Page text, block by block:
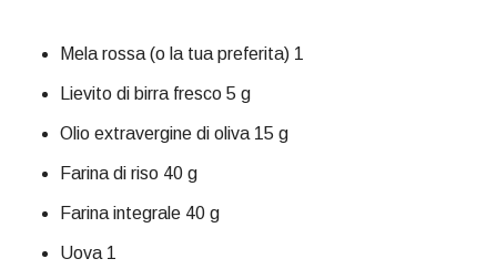
Mela rossa (o la tua preferita) 1
Lievito di birra fresco 5 g
Olio extravergine di oliva 15 g
Farina di riso 40 g
Farina integrale 40 g
Uova 1